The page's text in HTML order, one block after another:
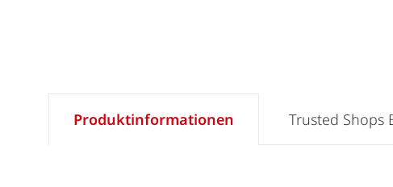
Produktinformationen Trusted Shops